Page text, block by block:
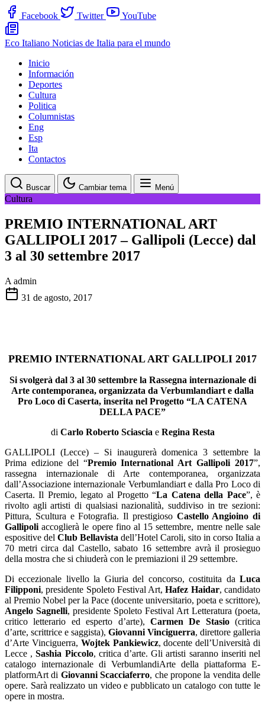
Facebook Twitter YouTube
Eco Italiano Noticias de Italia para el mundo
Inicio
Información
Deportes
Cultura
Politica
Columnistas
Eng
Esp
Ita
Contactos
Buscar Cambiar tema Menú
Cultura
PREMIO INTERNATIONAL ART
GALLIPOLI 2017 – Gallipoli (Lecce) dal
3 al 30 settembre 2017
A admin
31 de agosto, 2017
PREMIO INTERNATIONAL ART GALLIPOLI 2017
Si svolgerà dal 3 al 30 settembre la Rassegna internazionale di
Arte contemporanea, organizzata da Verbumlandiart e dalla
Pro Loco di Caserta, inserita nel Progetto “LA CATENA
DELLA PACE”
di Carlo Roberto Sciascia e Regina Resta
GALLIPOLI (Lecce) – Si inaugurerà domenica 3 settembre la
Prima edizione del “Premio International Art Gallipoli 2017”,
rassegna internazionale di Arte contemporanea, organizzata
dall’Associazione internazionale Verbumlandiart e dalla Pro Loco di
Caserta. Il Premio, legato al Progetto “La Catena della Pace”, è
rivolto agli artisti di qualsiasi nazionalità, suddiviso in tre sezioni:
Pittura, Scultura e Fotografia. Il prestigioso Castello Angioino di
Gallipoli accoglierà le opere fino al 15 settembre, mentre nelle sale
espositive del Club Bellavista dell’Hotel Caroli, sito in corso Italia a
70 metri circa dal Castello, sabato 16 settembre avrà il prosieguo
della mostra che si chiuderà con le premiazioni il 29 settembre.
Di eccezionale livello la Giuria del concorso, costituita da Luca
Filipponi, presidente Spoleto Festival Art,Hafez Haidar, candidato
al Premio Nobel per la Pace (docente universitario, poeta e scrittore),
Angelo Sagnelli, presidente Spoleto Festival Art Letteratura (poeta,
critico letterario ed esperto d’arte), Carmen De Stasio(critica
d’arte, scrittrice e saggista), Giovanni Vinciguerra, direttore galleria
d’Arte Vinciguerra, Wojtek Pankiewicz, docente dell’Università di
Lecce ,Sashia Piccolo, critica d’arte. Gli artisti saranno inseriti nel
catalogo internazionale di VerbumlandiArte della piattaforma E-
platformArt di Giovanni Scacciaferro, che propone la vendita delle
opere. Sarà realizzato un video e pubblicato un catalogo con tutte le
opere in mostra.